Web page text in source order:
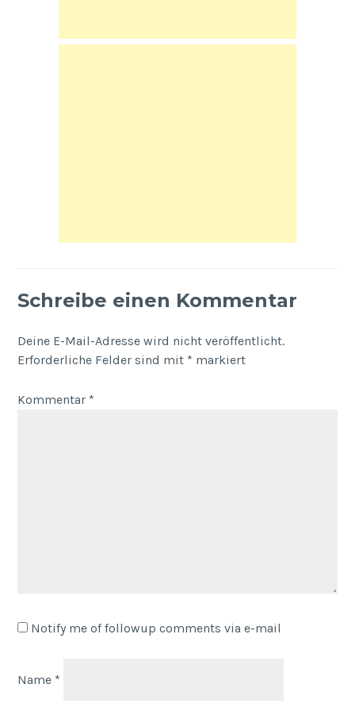
Schreibe einen Kommentar
Deine E-Mail-Adresse wird nicht veröffentlicht.
Erforderliche Felder sind mit * markiert
Kommentar *
Notify me of followup comments via e-mail
Name *